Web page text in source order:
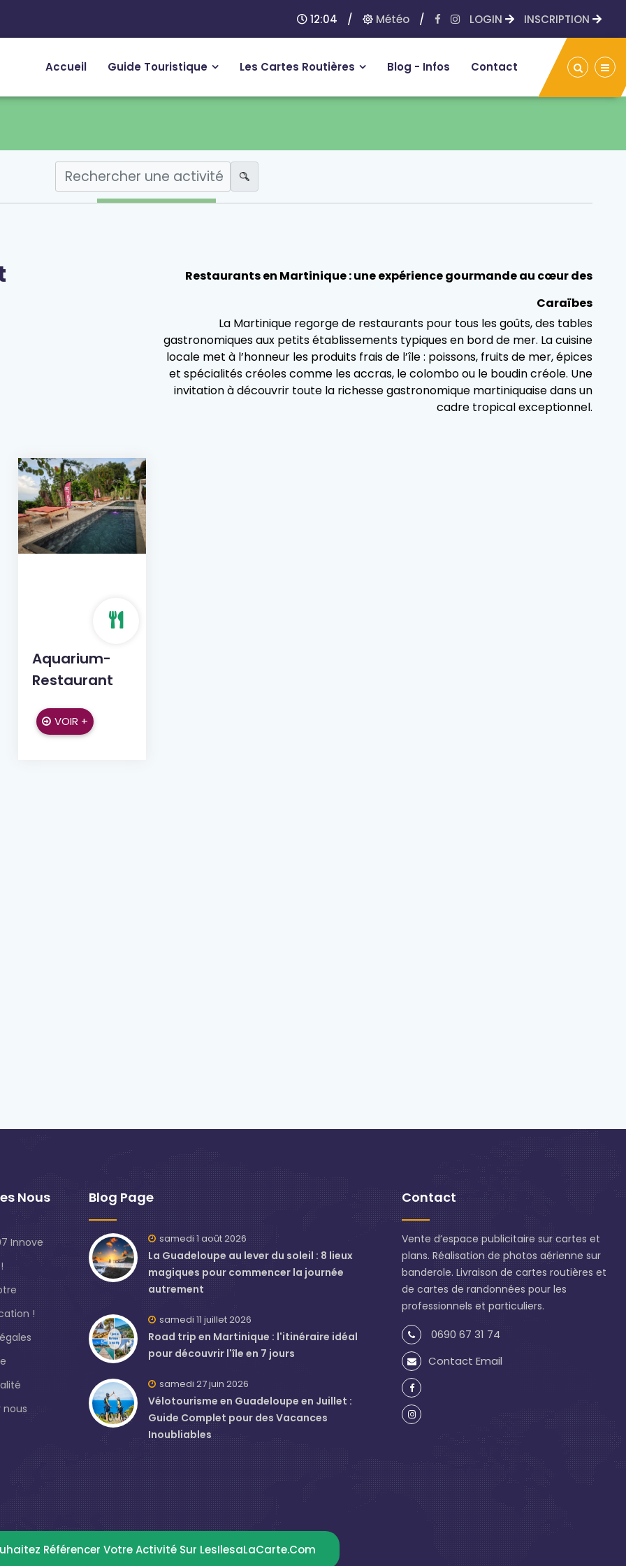
12:04 / Météo / LOGIN INSCRIPTION
Accueil Guide Touristique Les Cartes Routières Blog - Infos Contact
Restaurants en Martinique : une expérience gourmande au cœur des
Caraïbes
La Martinique regorge de restaurants pour tous les goûts, des tables
gastronomiques aux petits établissements typiques en bord de mer. La cuisine
locale met à l’honneur les produits frais de l’île : poissons, fruits de mer, épices
et spécialités créoles comme les accras, le colombo ou le boudin créole. Une
invitation à découvrir toute la richesse gastronomique martiniquaise dans un
cadre tropical exceptionnel.
Aquarium-
Restaurant
VOIR +
Nous
Innove
!
Blog Page
samedi 1 août 2026
La Guadeloupe au lever du soleil : 8 lieux
magiques pour commencer la journée
autrement
samedi 11 juillet 2026
Road trip en Martinique : l'itinéraire idéal
pour découvrir l'île en 7 jours
samedi 27 juin 2026
Vélotourisme en Guadeloupe en Juillet :
Guide Complet pour des Vacances
Inoubliables
Contact
Vente d’espace publicitaire sur cartes et
plans. Réalisation de photos aérienne sur
banderole. Livraison de cartes routières et
de cartes de randonnées pour les
professionnels et particuliers.
0690 67 31 74
Contact Email
Référencer Votre Activité Sur LesIlesaLaCarte.com